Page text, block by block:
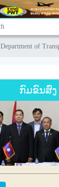
Department of
Department of
ກົມຂົນສົ່ງ